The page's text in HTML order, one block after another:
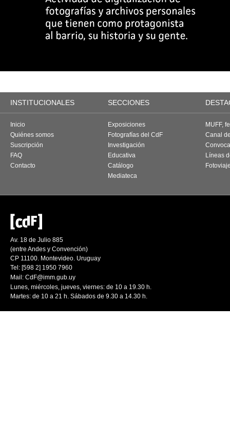
INSTITUCIONALES SECCIONES
Inicio
Quiénes somos
Suscripción
FAQ
Contacto
Exposiciones
Fotografías del CdF
Investigación
Educativa
Catálogo
Mediateca
MUFF,
Canal
Líneas
Av. 18 de Julio 885
(entre Andes y Convención)
CP 11100. Montevideo. Uruguay
Tel: [598 2] 1950 7960
Mail: CdF@imm.gub.uy
Lunes, miércoles, jueves, viernes: de 10 a 19.30 h.
Martes: de 10 a 21 h. Sábados de 9.30 a 14.30 h.